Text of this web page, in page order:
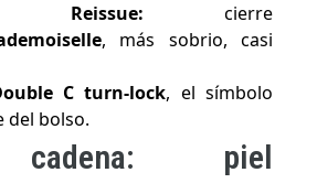
cierre
, más sobrio, casi
C turn-lock, el símbolo
del bolso.
piel